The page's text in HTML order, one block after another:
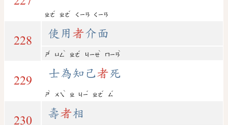
ㄓㄜ
ˇ
ㄓㄜ
ˇ
ㄑㄧㄢ ㄑㄧㄢ
228
使用 者介面
ㄕ
ˇ
ㄩㄥ
ˋ
ㄓㄜ
ˇ
ㄐㄧㄝ
ˋ
ㄇㄧㄢ
ˋ
229
士為知己者死
ㄕ
ˋ
ㄨㄟ
ˋ
ㄓ ㄐㄧ
ˇ
ㄓㄜ
ˇ
ㄙ
ˇ
230
壽者相